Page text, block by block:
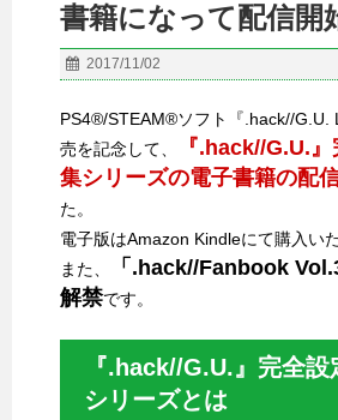
書籍になって配信開
2017/11/02
PS4®/STEAM®ソフト『.hack//G.U.
売を記念して、
『.hack//G.U.
集シリーズの電子書籍の配
た。
電子版はAmazon Kindleにて購入い
また、
「.hack//Fanbook
解禁です。
『.hack//G.U.』完全
シリーズとは